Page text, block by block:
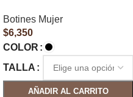
Botines Mujer
$6,350
COLOR
TALLA
AÑADIR AL CARRITO